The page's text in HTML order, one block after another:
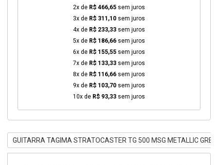
2x de R$ 466,65 sem juros
3x de R$ 311,10 sem juros
4x de R$ 233,33 sem juros
5x de R$ 186,66 sem juros
6x de R$ 155,55 sem juros
7x de R$ 133,33 sem juros
8x de R$ 116,66 sem juros
9x de R$ 103,70 sem juros
10x de R$ 93,33 sem juros
GUITARRA TAGIMA STRATOCASTER TG 500 MSG METALLIC